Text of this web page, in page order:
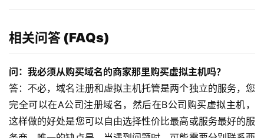
相关问答 (FAQs)
问：我必须从购买域名的商家那里购买虚拟主机吗？
答：不必，域名注册和虚拟主机托管是两个独立的服务，您
完全可以在A公司注册域名，然后在B公司购买虚拟主机，
这样做的好处是您可以自由选择性价比最高或服务最好的服